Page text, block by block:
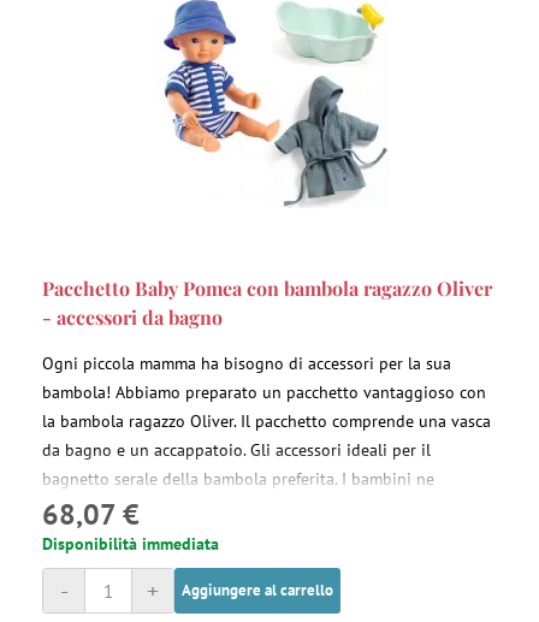
Pacchetto Baby Pomea con bambola ragazzo Oliver
- accessori da bagno
Ogni piccola mamma ha bisogno di accessori per la sua
bambola! Abbiamo preparato un pacchetto vantaggioso con
la bambola ragazzo Oliver. Il pacchetto comprende una vasca
da bagno e un accappatoio. Gli accessori ideali per il
bagnetto serale della bambola preferita. I bambini ne
saranno entusiasti e la bambola si divertirà a fare il bagno
ancora e ancora.
68,07 €
Disponibilità immediata
+
- Aggiungere al carrello